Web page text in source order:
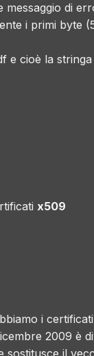
di
i primi byte
e cioè la stringa
x509
i
2009 è